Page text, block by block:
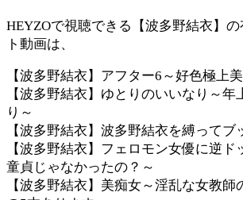
HEYZOで視聴できる【波多野結衣】
ト動画は、
【波多野結衣】アフター6～好色極上
【波多野結衣】ゆとりのいいなり～年
り～
【波多野結衣】波多野結衣を縛ってブ
【波多野結衣】フェロモン女優に逆ド
童貞じゃなかったの？～
【波多野結衣】美痴女～淫乱な女教師